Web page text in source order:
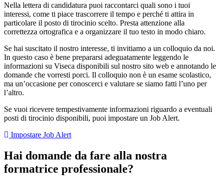
Nella lettera di candidatura puoi raccontarci quali sono i tuoi
interessi, come ti piace trascorrere il tempo e perché ti attira in
particolare il posto di tirocinio scelto. Presta attenzione alla
correttezza ortografica e a organizzare il tuo testo in modo chiaro.
Se hai suscitato il nostro interesse, ti invitiamo a un colloquio da noi.
In questo caso è bene prepararsi adeguatamente leggendo le
informazioni su Viseca disponibili sul nostro sito web e annotando le
domande che vorresti porci. Il colloquio non è un esame scolastico,
ma un’occasione per conoscerci e valutare se siamo fatti l’uno per
l’altro.
Se vuoi ricevere tempestivamente informazioni riguardo a eventuali
posti di tirocinio disponibili, puoi impostare un Job Alert.
Impostare Job Alert
Hai domande da fare alla nostra
formatrice professionale?